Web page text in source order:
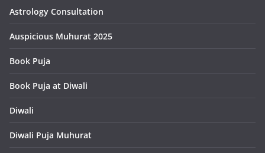
Astrology Consultation
Auspicious Muhurat 2025
Book Puja
Book Puja at Diwali
Diwali
Diwali Puja Muhurat